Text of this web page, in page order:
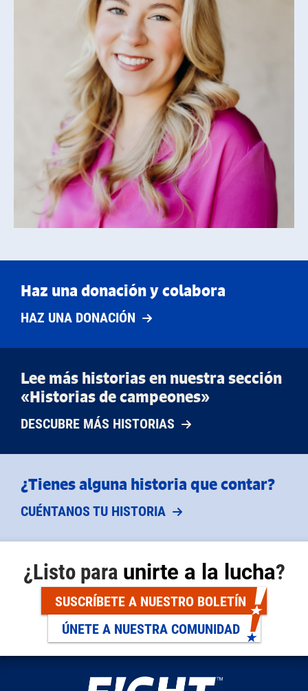
Haz una donación y colabora
HAZ UNA DONACIÓN
Lee más historias en nuestra sección
«Historias de campeones»
DESCUBRE MÁS HISTORIAS
¿Tienes alguna historia que contar?
CUÉNTANOS TU HISTORIA
¿Listo para unirte a la lucha?
SUSCRÍBETE A NUESTRO BOLETÍN
ÚNETE A NUESTRA COMUNIDAD